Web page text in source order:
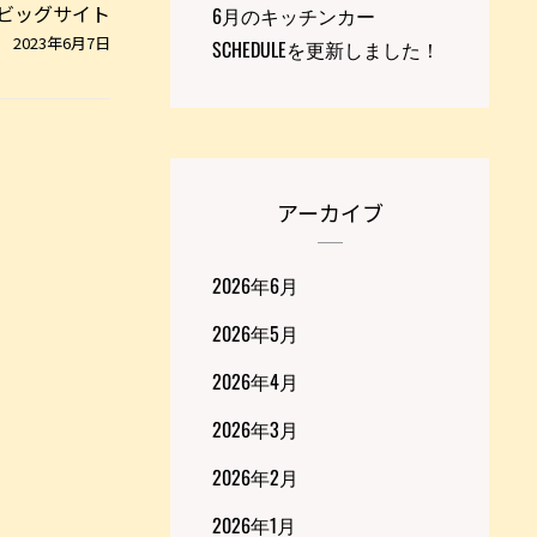
ッグサイト
2023年6月7日
6月のキッチンカー
SCHEDULEを更新しました！
アーカイブ
2026年6月
2026年5月
2026年4月
2026年3月
2026年2月
2026年1月